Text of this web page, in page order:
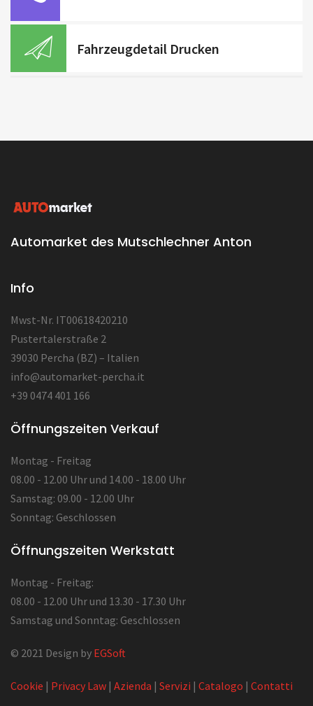
Fahrzeugdetail Drucken
Automarket des Mutschlechner Anton
Info
Mwst-Nr. IT00618420210
Pustertalerstraße 2
39030 Percha (BZ) – Italien
info@automarket-percha.it
+39 0474 401 166
Öffnungszeiten Verkauf
Montag - Freitag
08.00 - 12.00 Uhr und 14.00 - 18.00 Uhr
Samstag: 09.00 - 12.00 Uhr
Sonntag: Geschlossen
Öffnungszeiten Werkstatt
Montag - Freitag:
08.00 - 12.00 Uhr und 13.30 - 17.30 Uhr
Samstag und Sonntag: Geschlossen
© 2021 Design by EGSoft
Cookie | Privacy Law | Azienda | Servizi | Catalogo | Contatti